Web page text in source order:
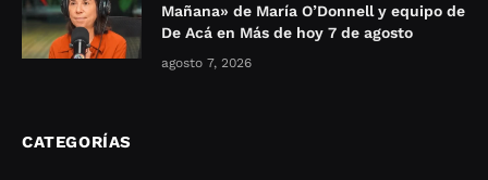
Mañana» de María O’Donnell y equipo de
De Acá en Más de hoy 7 de agosto
agosto 7, 2026
CATEGORÍAS